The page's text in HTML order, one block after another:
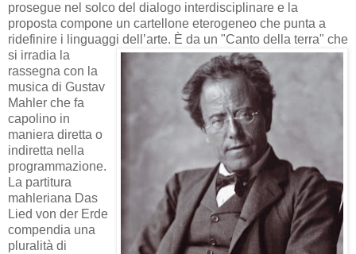
prosegue nel solco del dialogo interdisciplinare e la
proposta compone un cartellone eterogeneo che punta a
ridefinire i linguaggi dell’arte. È da un "Canto della terra" che
si irradia la
rassegna con la
musica di Gustav
Mahler che fa
capolino in
maniera diretta o
indiretta nella
programmazione.
La partitura
mahleriana Das
Lied von der Erde
compendia una
pluralità di